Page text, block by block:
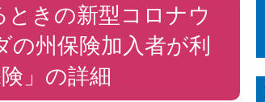
ときの新型コロナウ
州保険加入者が利
」の詳細